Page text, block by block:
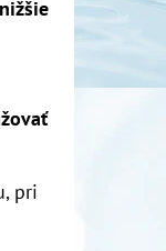
pri